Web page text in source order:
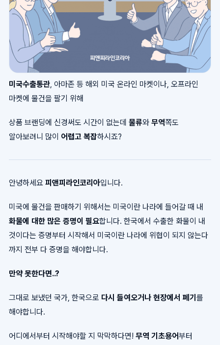
미국수출통관, 아마존 등 해외 미국 온라인 마켓이나, 오프라인
마켓에 물건을 팔기 위해
상품 브랜딩에 신경써도 시간이 없는데 물류와 무역쪽도
알아보려니 많이 어렵고 복잡하시죠?
안녕하세요 피앤피라인코리아입니다.
미국에 물건을 판매하기 위해서는 미국이란 나라에 들어갈 때 내
화물에 대한 많은 증명이 필요합니다. 한국에서 수출한 화물이 내
것이다는 증명부터 시작해서 미국이란 나라에 위협이 되지 않는다
까지 전부 다 증명을 해야합니다.
만약 못한다면..?
그대로 보냈던 국가, 한국으로 다시 들여오거나 현장에서 폐기 를
해야합니다.
어디에서부터 시작해야할 지 막막하다면! 무역 기초용어부터